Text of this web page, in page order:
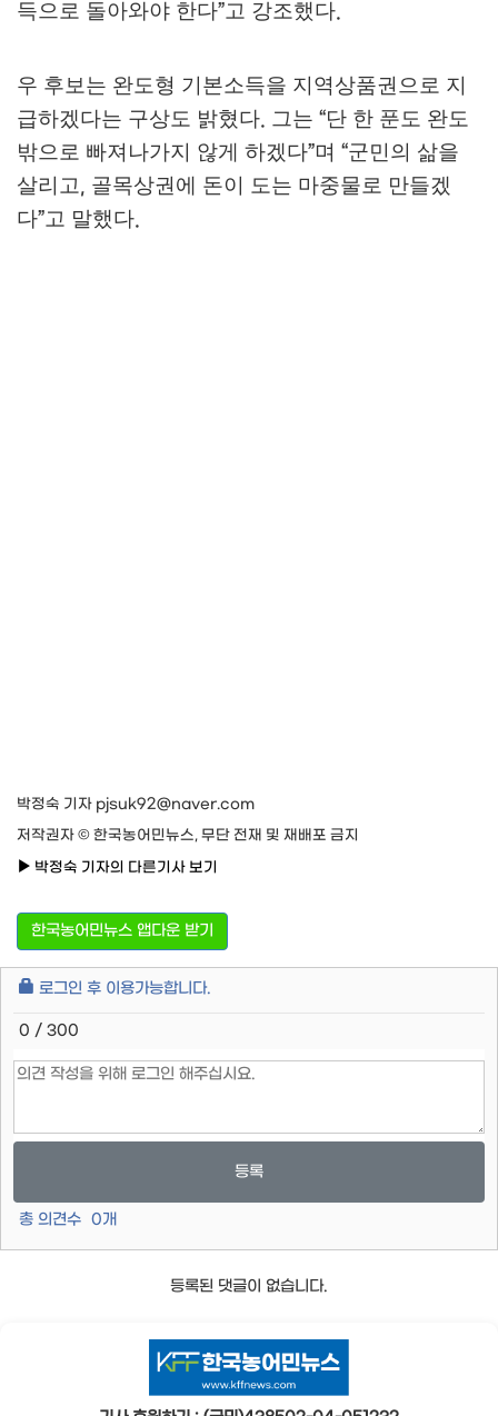
득으로 돌아와야 한다”고 강조했다.
우 후보는 완도형 기본소득을 지역상품권으로 지
급하겠다는 구상도 밝혔다. 그는 “단 한 푼도 완도
밖으로 빠져나가지 않게 하겠다”며 “군민의 삶을
살리고, 골목상권에 돈이 도는 마중물로 만들겠
다”고 말했다.
박정숙 기자 pjsuk92@naver.com
저작권자 © 한국농어민뉴스, 무단 전재 및 재배포 금지
박정숙 기자의 다른기사 보기
한국농어민뉴스 앱다운 받기
로그인 후 이용가능합니다.
0 / 300
등록
총 의견수 0개
등록된 댓글이 없습니다.